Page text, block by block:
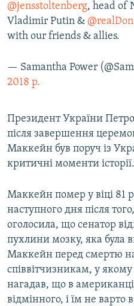
@jensstoltenberg, head of
Vladimir Putin &
with our friends & allies.
— Samantha Power
2018 р.
Президент України
після завершення
Маккейн був поруч із
критичні моменти історії.
​Маккейн помер у віці 81
наступного дня після
оголосила, що сенатор
пухлини мозку, яка була
Маккейн перед смертю
співвітчизникам, у
нагадав, що в
відмінного, і їм не варто